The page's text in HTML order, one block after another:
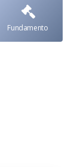
Fundamento